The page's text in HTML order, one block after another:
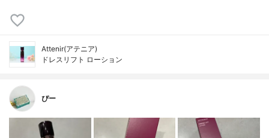
Attenir(アテニア)
ドレスリフト ローション
ぴー